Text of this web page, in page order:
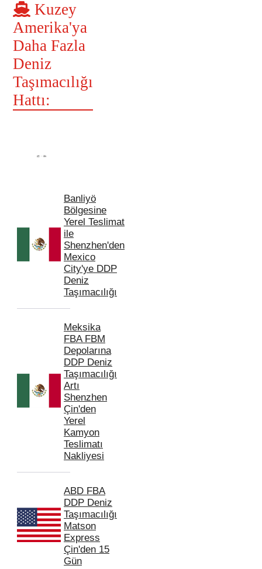
Kuzey
Amerika'ya
Daha Fazla
Deniz
Taşımacılığı
Hattı:
Banliyö
Bölgesine
Yerel Teslimat
ile
Shenzhen'den
Mexico
City'ye DDP
Deniz
Taşımacılığı
Meksika
FBA FBM
Depolarına
DDP Deniz
Taşımacılığı
Artı
Shenzhen
Çin'den
Yerel
Kamyon
Teslimatı
Nakliyesi
ABD FBA
DDP Deniz
Taşımacılığı
Matson
Express
Çin'den 15
Gün